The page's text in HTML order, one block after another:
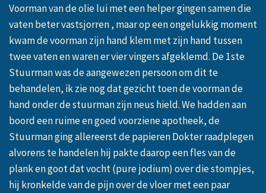
Voorman van de olie lui met een helper gingen samen die
vaten beter vastsjorren , maar op een ongelukkig moment
kwam de voorman zijn hand klem met zijn hand tussen
twee vaten en waren er vier vingers afgeklemd. De 1ste
Stuurman was de aangewezen persoon om dit te
behandelen, ik zie nog dat gezicht toen de voorman de
hand onder de stuurman zijn neus hield. We hadden aan
boord een ruime en goed voorziene apotheek, de
Stuurman ging allereerst de papieren Dokter raadplegen
alvorens te handelen hij pakte daarop een fles van de
plank en goot dat vocht (pure jodium) over die stompjes,
hij kronkelde van de pijn over de vloer met een paar